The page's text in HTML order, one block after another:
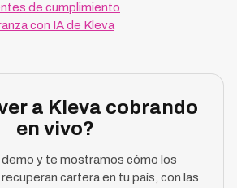
de cumplimiento
con IA de Kleva
a Kleva cobrando
en vivo?
demo y te mostramos cómo los
cartera en tu país, con las